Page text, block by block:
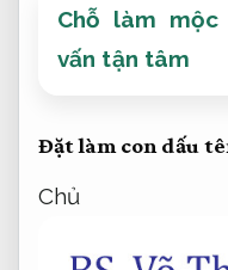
Chỗ làm
vấn tận tâm
Đặt làm con dấu